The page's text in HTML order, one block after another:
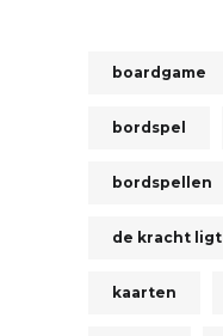
boardgame
bordspel
bordspellen
de kracht
kaarten